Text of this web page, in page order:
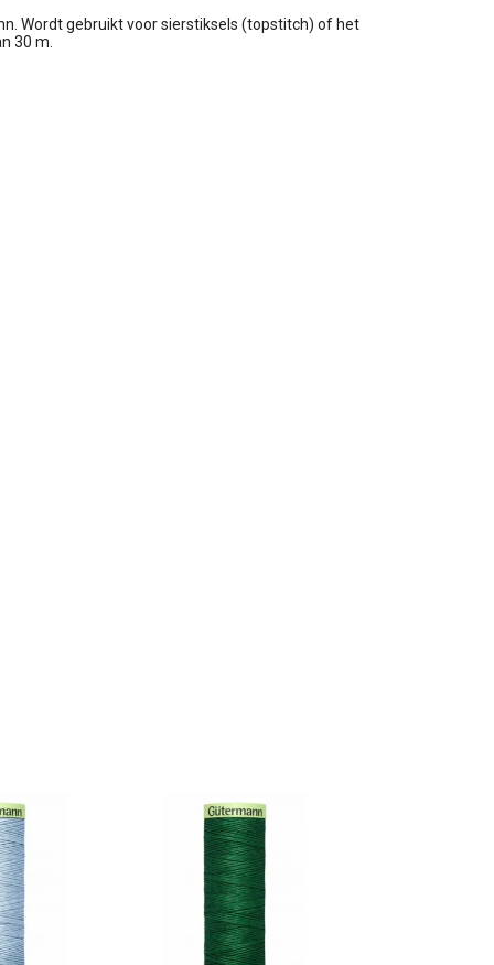
Wordt gebruikt voor sierstiksels (topstitch) of het
30 m.